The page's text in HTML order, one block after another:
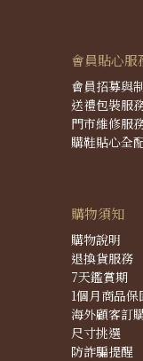
會員貼心服
會員招募與
送禮包裝服
門市維修服
購鞋貼心全
購物須知
購物說明
退換貨服務
7天鑑賞期
1個月商品保
海外顧客訂
尺寸挑選
防詐騙提醒